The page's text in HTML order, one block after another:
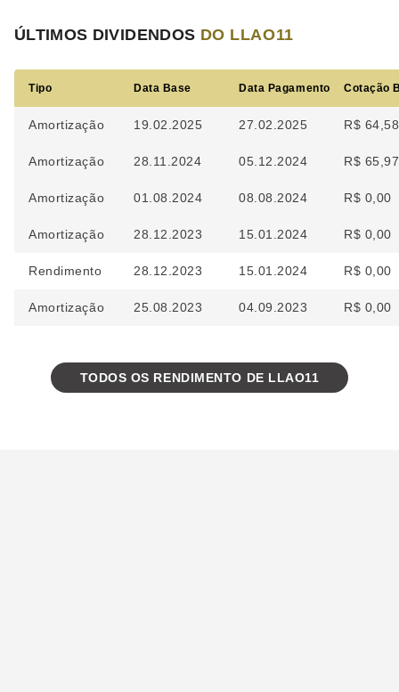
ÚLTIMOS DIVIDENDOS DO LLAO11
Tipo Data Base Data Pagamento Cotação
Amortização 19.02.2025 27.02.2025 R$ 64,58
Amortização 28.11.2024 05.12.2024 R$ 65,97
Amortização 01.08.2024 08.08.2024 R$ 0,00
Amortização 28.12.2023 15.01.2024 R$ 0,00
Rendimento 28.12.2023 15.01.2024 R$ 0,00
Amortização 25.08.2023 04.09.2023 R$ 0,00
TODOS OS RENDIMENTO DE LLAO11